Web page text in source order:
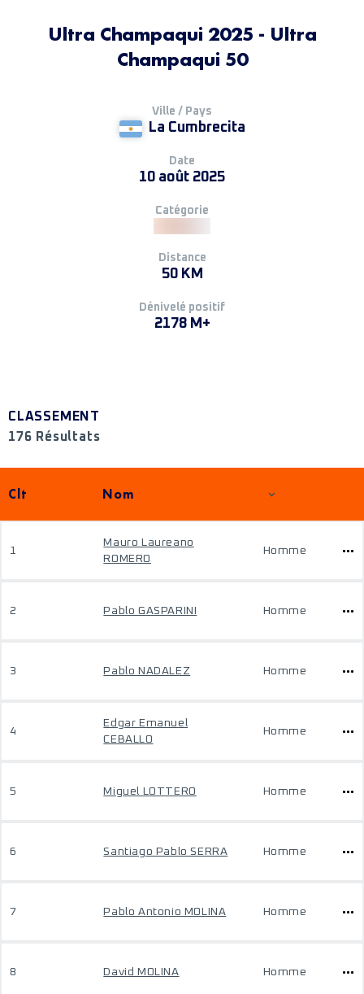
Ultra Champaqui 2025 - Ultra
Champaqui 50
Ville / Pays
La Cumbrecita
Date
10 août 2025
Catégorie
Distance
50 KM
Dénivelé positif
2178 M+
CLASSEMENT
176 Résultats
Clt Nom
1
Mauro Laureano
ROMERO
Homme
2 Pablo GASPARINI Homme
3 Pablo NADALEZ Homme
4
Edgar Emanuel
CEBALLO
Homme
5 Miguel LOTTERO Homme
6 Santiago Pablo SERRA Homme
7 Pablo Antonio MOLINA Homme
8 David MOLINA Homme